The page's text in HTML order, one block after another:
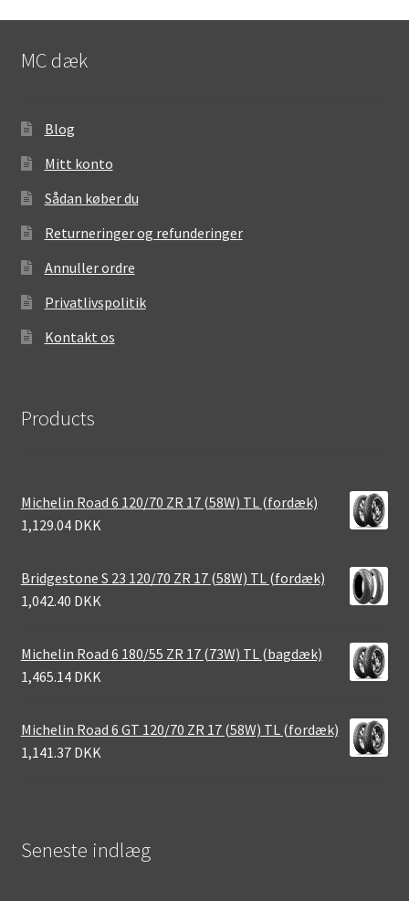
MC dæk
Blog
Mitt konto
Sådan køber du
Returneringer og refunderinger
Annuller ordre
Privatlivspolitik
Kontakt os
Products
Michelin Road 6 120/70 ZR 17 (58W) TL (fordæk)
1,129.04 DKK
Bridgestone S 23 120/70 ZR 17 (58W) TL (fordæk)
1,042.40 DKK
Michelin Road 6 180/55 ZR 17 (73W) TL (bagdæk)
1,465.14 DKK
Michelin Road 6 GT 120/70 ZR 17 (58W) TL (fordæk)
1,141.37 DKK
Seneste indlæg